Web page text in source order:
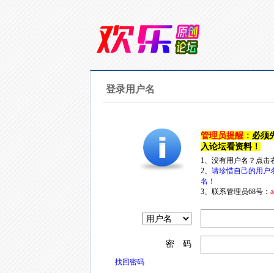
登录用户名
管理员提醒： 必须
入论坛看资料！
1、没有用户名？点
2、 请珍惜自己的用户
名！
3、联系管理员68号：
密 码
找回密码